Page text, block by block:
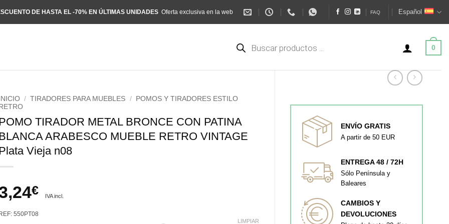
DE HASTA EL -70% EN ÚLTIMAS UNIDADES Oferta exclusiva en la web FAQ Español
productos
0
ENVÍO GRATIS
A partir de 50 EUR
ENTREGA 48 / 72H
Sólo Península y
Baleares
CAMBIOS Y
DEVOLUCIONES
INICIO / TIRADORES PARA MUEBLES /
POMOS Y TIRADORES ESTILO
RETRO
TIRADOR METAL BRONCE CON PATINA
ARABESCO MUEBLE RETRO VINTAGE
Vieja n08
€ IVA incl.
REF: 550PT08
LIMPIAR